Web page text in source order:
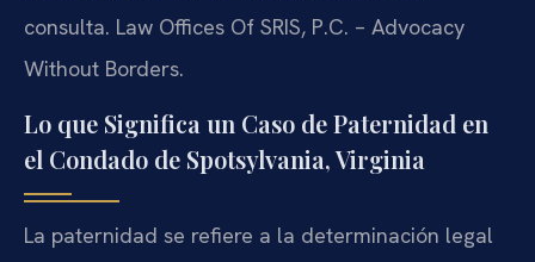
consulta. Law Offices Of SRIS, P.C. – Advocacy
Without Borders.
Lo que Significa un Caso de Paternidad en
el Condado de Spotsylvania, Virginia
La paternidad se refiere a la determinación legal